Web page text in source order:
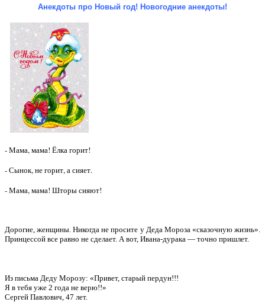
Анекдоты про Новый год! Новогодние анекдоты!
- Мама, мама! Ёлка горит!
- Сынок, не горит, а сияет.
- Мама, мама! Шторы сияют!
Дорогие, женщины. Никогда не просите у Деда Мороза «сказочную жизнь».
Принцессой все равно не сделает. А вот, Ивана-дурака — точно пришлет.
Из письма Деду Морозу: «Привет, старый пердун!!!
Я в тебя уже 2 года не верю!!»
Сергей Павлович, 47 лет.